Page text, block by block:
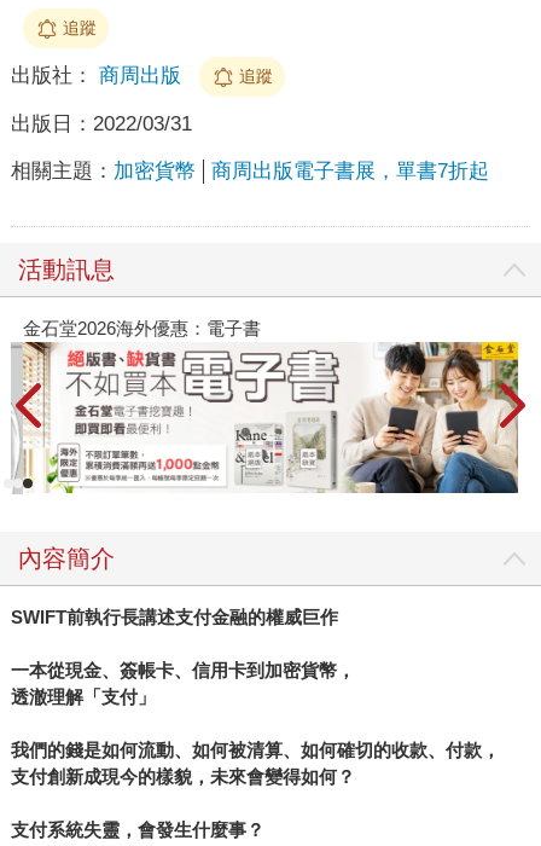
追蹤
出版社： 商周出版 追蹤
出版日： 2022/03/31
相關主題： 加密貨幣 商周出版電子書展，單書7折起
活動訊息
金石堂2026海外優惠：電子書
內容簡介
SWIFT前執行長講述支付金融的權威巨作
一本從現金、簽帳卡、信用卡到加密貨幣，
透澈理解「支付」
我們的錢是如何流動、如何被清算、如何確切的收款、付款，
支付創新成現今的樣貌，未來會變得如何？
支付系統失靈，會發生什麼事？